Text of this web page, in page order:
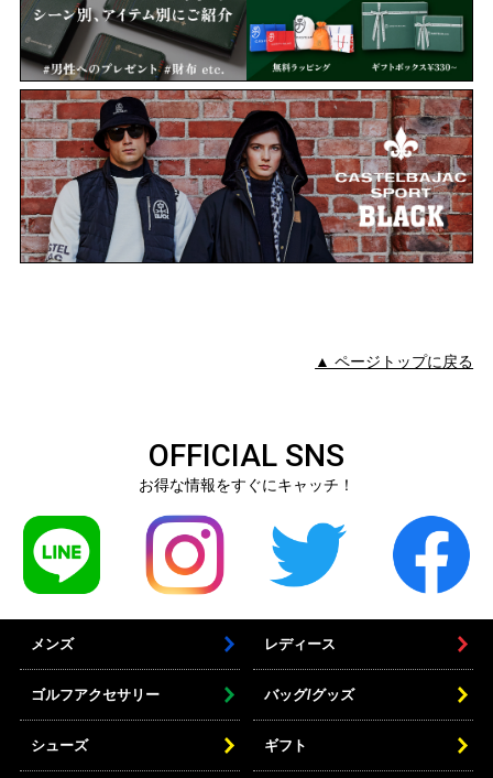
▲ ページトップに戻る
OFFICIAL SNS
お得な情報をすぐにキャッチ！
メンズ レディース
ゴルフアクセサリー バッグ/グッズ
シューズ ギフト